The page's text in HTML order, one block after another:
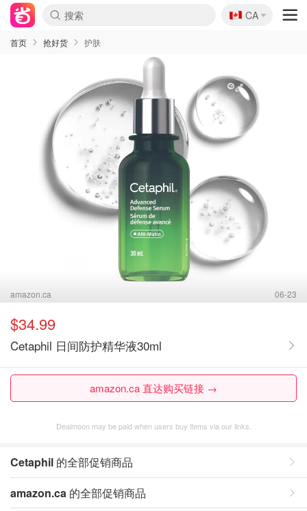
🇨🇦
CA
首页 抢好货 护肤
amazon.ca 06-23
$34.99
Cetaphil 日间防护精华液30ml
amazon.ca 直达购买链接 →
Dealmoon may be paid when users buy items via our links.
Cetaphil 的全部促销商品
amazon.ca 的全部促销商品